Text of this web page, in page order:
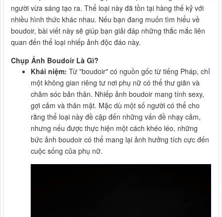
người vừa sáng tạo ra. Thể loại này đã tồn tại hàng thế kỷ với
nhiều hình thức khác nhau. Nếu bạn đang muốn tìm hiểu về
boudoir, bài viết này sẽ giúp bạn giải đáp những thắc mắc liên
quan đến thể loại nhiếp ảnh độc đáo này.
Chụp Ảnh Boudoir Là Gì?
Khái niệm: Từ "boudoir" có nguồn gốc từ tiếng Pháp, chỉ
một không gian riêng tư nơi phụ nữ có thể thư giãn và
chăm sóc bản thân. Nhiếp ảnh boudoir mang tính sexy,
gợi cảm và thân mật. Mặc dù một số người có thể cho
rằng thể loại này đề cập đến những vấn đề nhạy cảm,
nhưng nếu được thực hiện một cách khéo léo, những
bức ảnh boudoir có thể mang lại ảnh hưởng tích cực đến
cuộc sống của phụ nữ.